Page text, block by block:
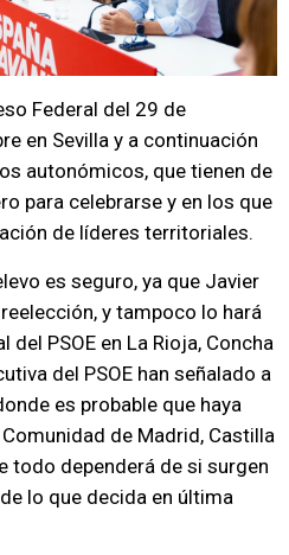
Federal del 29 de
en Sevilla y a continuación
autonómicos, que tienen de
para celebrarse y en los que
de líderes territoriales.
es seguro, ya que Javier
y tampoco lo hará
PSOE en La Rioja, Concha
del PSOE han señalado a
es probable que haya
de Madrid, Castilla
todo dependerá de si surgen
lo que decida en última